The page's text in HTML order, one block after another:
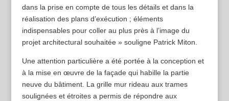
dans la prise en compte de tous les détails et dans la
réalisation des plans d’exécution ; éléments
indispensables pour coller au plus près à l’image du
projet architectural souhaitée » souligne Patrick Miton.
Une attention particulière a été portée à la conception et
à la mise en œuvre de la façade qui habille la partie
neuve du bâtiment. La grille mur rideau aux trames
soulignées et étroites a permis de répondre aux